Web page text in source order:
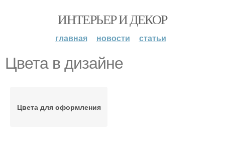
ИНТЕРЬЕР И ДЕКОР
главная новости статьи
Цвета в дизайне
Цвета для оформления